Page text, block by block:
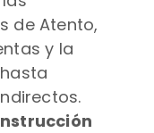
de Atento,
y la